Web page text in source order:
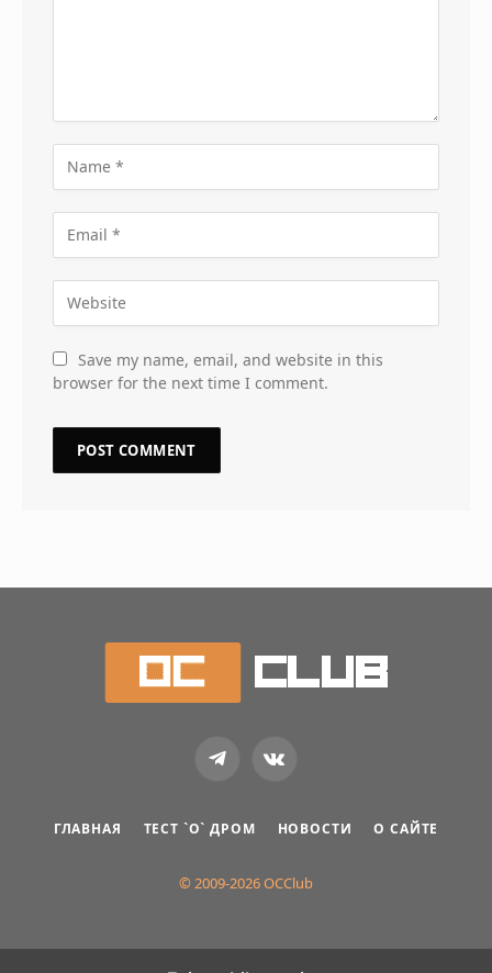
Save my name, email, and website in this
browser for the next time I comment.
TelegramVKontakte
ГЛАВНАЯ ТЕСТ `О` ДРОМ НОВОСТИ О САЙТЕ
© 2009-2026 OCClub